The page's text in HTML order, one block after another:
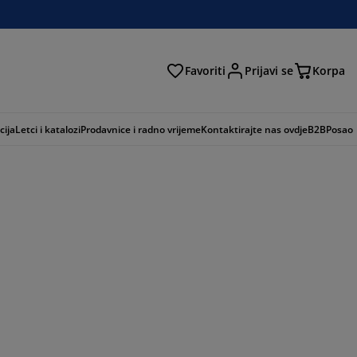
Favoriti Prijavi se Korpa
Letci i kataloziProdavnice i radno vrijemeKontaktirajte nas ovdjeB2BPosao